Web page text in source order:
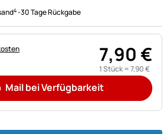
4-30 Tage Rückgabe
7,90€
1 Stück =7,90€
Mail bei Verfügbarkeit